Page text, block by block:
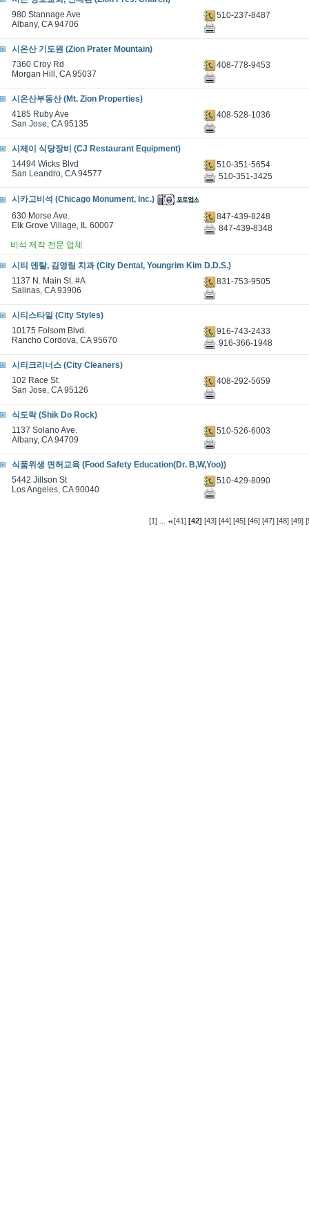
980 Stannage Ave
Albany, CA 94706
510-237-8487
시온산 기도원 (Zion Prater Mountain)
7360 Croy Rd
Morgan Hill, CA 95037
408-778-9453
시온산부동산 (Mt. Zion Properties)
4185 Ruby Ave
San Jose, CA 95135
408-528-1036
시제이 식당장비 (CJ Restaurant Equipment)
14494 Wicks Blvd
San Leandro, CA 94577
510-351-5654
510-351-3425
시카고비석 (Chicago Monument, Inc.)
630 Morse Ave.
Elk Grove Village, IL 60007
847-439-8248
847-439-8348
비석 제작 전문 업체
시티 덴탈, 김영림 치과 (City Dental, Youngrim Kim D.D.S.)
1137 N. Main St. #A
Salinas, CA 93906
831-753-9505
시티스타일 (City Styles)
10175 Folsom Blvd.
Rancho Cordova, CA 95670
916-743-2433
916-366-1948
시티크리너스 (City Cleaners)
102 Race St.
San Jose, CA 95126
408-292-5659
식도락 (Shik Do Rock)
1137 Solano Ave.
Albany, CA 94709
510-526-6003
식품위생 면허교육 (Food Safety Education(Dr. B,W,Yoo))
5442 Jillson St
Los Angeles, CA 90040
510-429-8090
[1] ... [41] [42] [43] [44] [45] [46] [47] [48] [49]